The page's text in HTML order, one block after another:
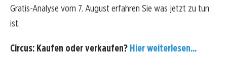
Gratis-Analyse vom 7. August erfahren Sie was jetzt zu tun
ist.
Circus: Kaufen oder verkaufen? Hier weiterlesen...